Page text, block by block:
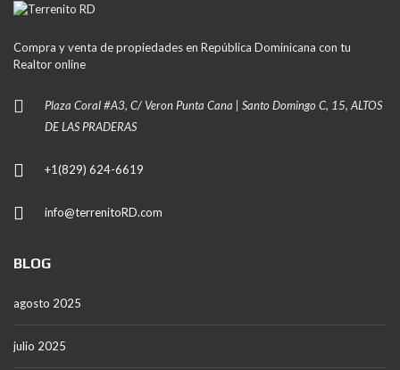
Compra y venta de propiedades en República Dominicana con tu
Realtor online
Plaza Coral #A3, C/ Veron Punta Cana | Santo Domingo C, 15, ALTOS
DE LAS PRADERAS
+1(829) 624-6619
info@terrenitoRD.com
BLOG
agosto 2025
julio 2025